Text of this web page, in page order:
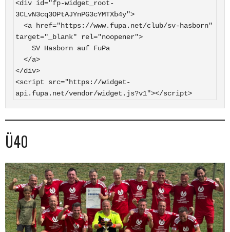
<div id="fp-widget_root-
3CLvN3cq3OPtAJYnPG3cYMTXb4y">
target="_blank" rel="noopener">
</div>
<script src="https://widget-
api.fupa.net/vendor/widget.js?v1"></script>
Ü40